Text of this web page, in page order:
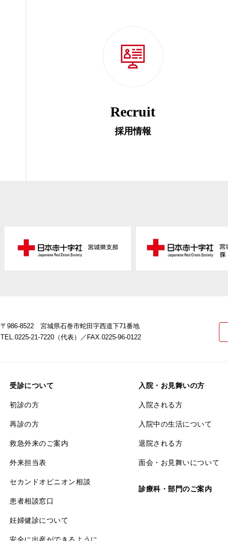
Recruit
採用情報
〒986-8522 宮城県石巻市蛇田字西道下71番地
TEL.0225-21-7220（代表）
／FAX.0225-96-0122
受診について
初診の方
再診の方
救急外来のご案内
外来担当表
セカンドオピニオン相談
患者相談窓口
妊婦健診について
安全に出産ができるように
入院・お見舞いの方
入院される方
入院中の生活について
退院される方
面会・お見舞いについて
診療科・部門のご案内